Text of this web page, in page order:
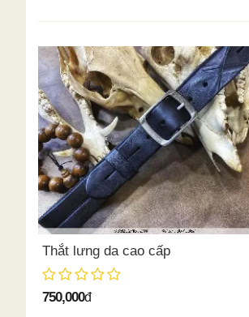
Thắt lưng da cao cấp
750,000đ